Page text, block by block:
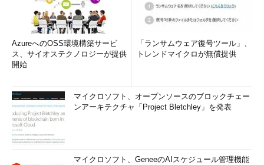
AzureへのOSS環境構築サービ
ス、サイオステクノロジーが提供
開始
「ランサムウェア復号ツール」、
トレンドマイクロが無償提供
マイクロソフト、オープンソースのブロックチェー
ンアーキテクチャ「Project Bletchley」を発表
マイクロソフト、GeneeのAIスケジュール管理機能